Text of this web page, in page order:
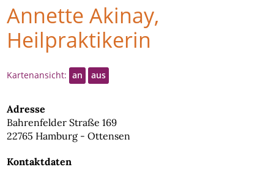
Annette Akinay,
Heilpraktikerin
Kartenansicht: an aus
Adresse
Bahrenfelder Straße 169
22765 Hamburg - Ottensen
Kontaktdaten